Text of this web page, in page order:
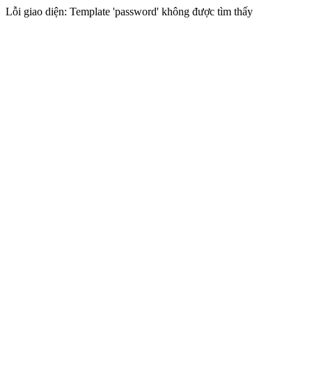
Lỗi giao diện: Template 'password' không được tìm thấy